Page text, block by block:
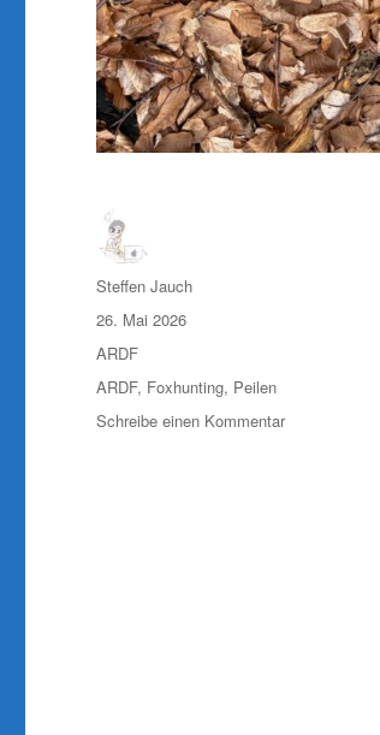
Autor
Steffen Jauch
Veröffentlicht
am
26. Mai 2026
Kategorien
ARDF
Schlagwörter
ARDF, Foxhunting, Peilen
Schreibe einen Kommentarzu